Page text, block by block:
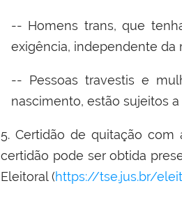
-- Homens trans, que
exigência, independente da
-- Pessoas travestis e
nascimento, estão sujeitos
5. Certidão de quitação com
certidão pode ser obtida
Eleitoral (https://tse.jus.br/